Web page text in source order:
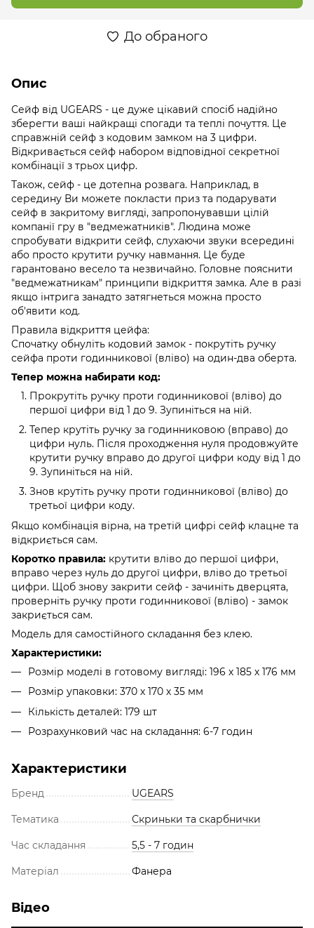
До обраного
Опис
Сейф від UGEARS - це дуже цікавий спосіб надійно
зберегти ваші найкращі спогади та теплі почуття. Це
справжній сейф з кодовим замком на 3 цифри.
Відкривається сейф набором відповідної секретної
комбінації з трьох цифр.
Також, сейф - це дотепна розвага. Наприклад, в
середину Ви можете покласти приз та подарувати
сейф в закритому вигляді, запропонувавши цілій
компанії гру в "ведмежатників". Людина може
спробувати відкрити сейф, слухаючи звуки всередині
або просто крутити ручку навмання. Це буде
гарантовано весело та незвичайно. Головне пояснити
"ведмежатникам" принципи відкриття замка. Але в разі
якщо інтрига занадто затягнеться можна просто
об'явити код.
Правила відкриття цейфа:
Спочатку обнуліть кодовий замок - покрутіть ручку
сейфа проти годинникової (вліво) на один-два оберта.
Тепер можна набирати код:
Прокрутіть ручку проти годинникової (вліво) до
першої цифри від 1 до 9. Зупиніться на ній.
Тепер крутіть ручку за годинниковою (вправо) до
цифри нуль. Після проходження нуля продовжуйте
крутити ручку вправо до другої цифри коду від 1 до
9. Зупиніться на ній.
Знов крутіть ручку проти годинникової (вліво) до
третьої цифри коду.
Якщо комбінація вірна, на третій цифрі сейф клацне та
відкриється сам.
Коротко правила: крутити вліво до першої цифри,
вправо через нуль до другої цифри, вліво до третьої
цифри. Щоб знову закрити сейф - зачиніть дверцята,
проверніть ручку проти годинникової (вліво) - замок
закриється сам.
Модель для самостійного складання без клею.
Характеристики:
Розмір моделі в готовому вигляді: 196 х 185 х 176 мм
Розмір упаковки: 370 х 170 х 35 мм
Кількість деталей: 179 шт
Розрахунковий час на складання: 6-7 годин
Характеристики
Бренд UGEARS
Тематика Скриньки та скарбнички
Час складання 5,5 - 7 годин
Матеріал Фанера
Відео